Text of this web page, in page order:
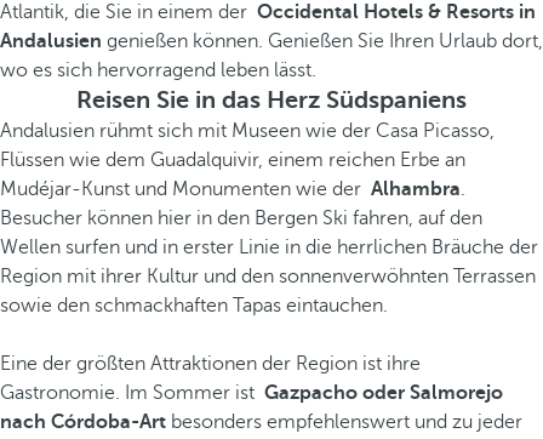
Atlantik, die Sie in einem der Occidental Hotels & Resorts in
Andalusien genießen können. Genießen Sie Ihren Urlaub dort,
wo es sich hervorragend leben lässt.
Reisen Sie in das Herz Südspaniens
Andalusien rühmt sich mit Museen wie der Casa Picasso,
Flüssen wie dem Guadalquivir, einem reichen Erbe an
Mudéjar-Kunst und Monumenten wie der Alhambra.
Besucher können hier in den Bergen Ski fahren, auf den
Wellen surfen und in erster Linie in die herrlichen Bräuche der
Region mit ihrer Kultur und den sonnenverwöhnten Terrassen
sowie den schmackhaften Tapas eintauchen.
Eine der größten Attraktionen der Region ist ihre
Gastronomie. Im Sommer ist Gazpacho oder Salmorejo
nach Córdoba-Art besonders empfehlenswert und zu jeder